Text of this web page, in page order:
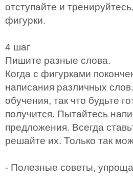
отступайте и
фигурки.
4 шаг
Пишите разные слова.
Когда с фигурками
написания различных
обучения, так что будьте
получится. Пытайтесь
предложения. Всегда
решайте их. Только так
- Полезные советы,